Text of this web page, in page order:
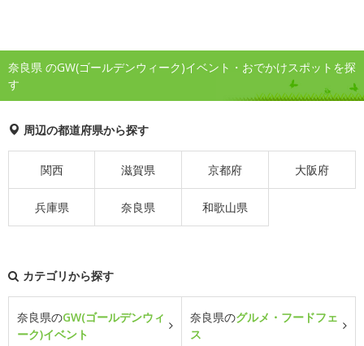
奈良県 のGW(ゴールデンウィーク)イベント・おでかけスポットを探
す
周辺の都道府県から探す
関西 滋賀県 京都府 大阪府
兵庫県 奈良県 和歌山県
カテゴリから探す
奈良県のGW(ゴールデンウィ
ーク)イベント
奈良県のグルメ・フードフェ
ス